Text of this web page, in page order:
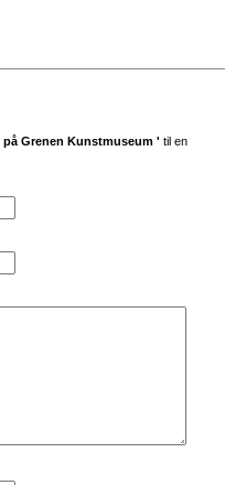
Grenen Kunstmuseum ' til en